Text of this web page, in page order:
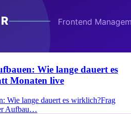
Wie lange dauert es
Monaten live
Wie lange dauert es wirklich?Frag
Aufbau…